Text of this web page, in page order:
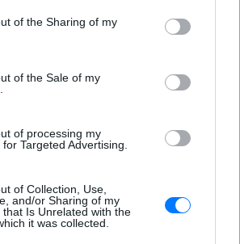
of the Sharing of my
of the Sale of my
of processing my
Targeted Advertising.
of Collection, Use,
and/or Sharing of my
that Is Unrelated with the
it was collected.
ΔΙΑΦΗΜΙΣΗ